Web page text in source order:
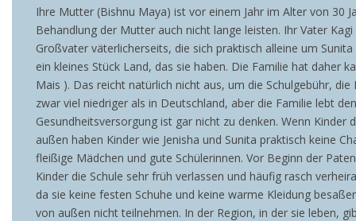
Ihre Mutter (Bishnu Maya) ist vor einem Jahr im Alter von 30
Behandlung der Mutter auch nicht lange leisten. Ihr Vater
Großvater väterlicherseits, die sich praktisch alleine um
ein kleines Stück Land, das sie haben. Die Familie hat daher
Mais ). Das reicht natürlich nicht aus, um die Schulgebühr,
zwar viel niedriger als in Deutschland, aber die Familie lebt
Gesundheitsversorgung ist gar nicht zu denken. Wenn
außen haben Kinder wie Jenisha und Sunita praktisch keine
fleißige Mädchen und gute Schülerinnen. Vor Beginn der
Kinder die Schule sehr früh verlassen und häufig rasch
da sie keine festen Schuhe und keine warme Kleidung
von außen nicht teilnehmen. In der Region, in der sie leben,